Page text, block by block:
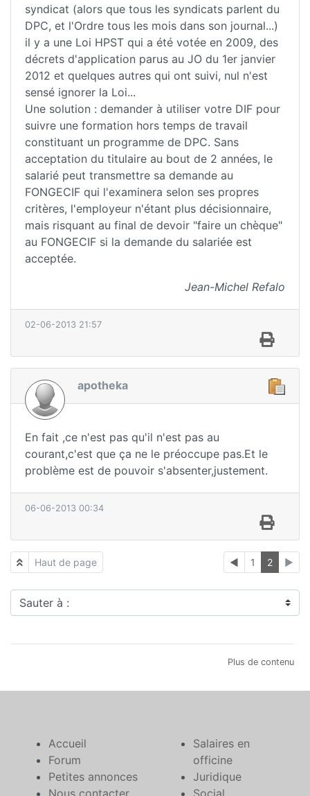
syndicat (alors que tous les syndicats parlent du
DPC, et l'Ordre tous les mois dans son journal...)
il y a une Loi HPST qui a été votée en 2009, des
décrets d'application parus au JO du 1er janvier
2012 et quelques autres qui ont suivi, nul n'est
sensé ignorer la Loi...
Une solution : demander à utiliser votre DIF pour
suivre une formation hors temps de travail
constituant un programme de DPC. Sans
acceptation du titulaire au bout de 2 années, le
salarié peut transmettre sa demande au
FONGECIF qui l'examinera selon ses propres
critères, l'employeur n'étant plus décisionnaire,
mais risquant au final de devoir "faire un chèque"
au FONGECIF si la demande du salariée est
acceptée.
Jean-Michel Refalo
02-06-2013 21:57
apotheka
En fait ,ce n'est pas qu'il n'est pas au
courant,c'est que ça ne le préoccupe pas.Et le
problème est de pouvoir s'absenter,justement.
06-06-2013 00:34
Haut de page ◄ 1 2 ►
Sauter à :
Plus de contenu
Accueil
Forum
Petites annonces
Salaires en
officine
Juridique